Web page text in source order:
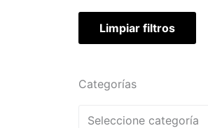
Limpiar filtros
Categorías
Seleccione categoría